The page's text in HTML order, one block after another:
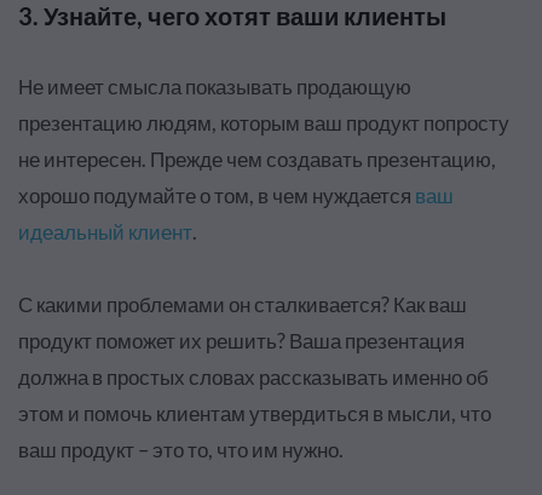
3. Узнайте, чего хотят ваши клиенты
Не имеет смысла показывать продающую
презентацию людям, которым ваш продукт попросту
не интересен. Прежде чем создавать презентацию,
хорошо подумайте о том, в чем нуждается ваш
идеальный клиент.
С какими проблемами он сталкивается? Как ваш
продукт поможет их решить? Ваша презентация
должна в простых словах рассказывать именно об
этом и помочь клиентам утвердиться в мысли, что
ваш продукт – это то, что им нужно.